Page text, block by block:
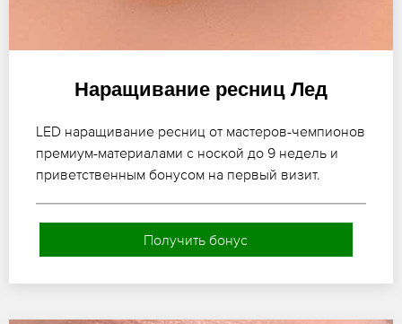
Наращивание ресниц Лед
LED наращивание ресниц от мастеров-чемпионов
премиум-материалами с ноской до 9 недель и
приветственным бонусом на первый визит.
Получить бонус